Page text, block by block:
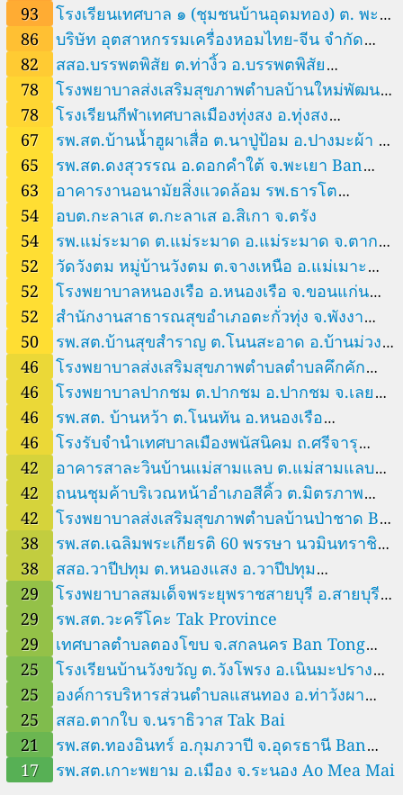
la Duk, Thailand
1 godziny
โรงพยาบาลปากชม ต.ปากชม อ.ปากชม จ.เลย, Pak Chom, Thailand
โรงพยาบาลสมเด็จพระยุพราชสายบุรี อ.สายบุรี จ.ปัตตานี, Sai Buri, Thailand
โรงพยาบาลส่งเสริมสุขภาพตำบลตำบลคึกคัก อ.ตะกั่วป่า จ.พังงา, Ban Khuk Kha
k, Thailand
โรงพยาบาลส่งเสริมสุขภาพตำบลบ้านป่าชาด, Ban Dan, Thailand
โรงพยาบาลส่งเสริมสุขภาพตำบลบ้านใหม่พัฒนา 66 ม.6 ต.วัดประดู่ อ.เมือง จ.สุรา
ษฎร์ธานี, Mueang Surat Thani, Thailand
โรงพยาบาลหนองเรือ อ.หนองเรือ จ.ขอนแก่น, Nong Ruea, Thailand
180
โรงพยาบาลแม่ตื่น ต.แม่ตื่น อ.อมก๋อย จ.เชียงใหม่, Mae Tuen, Thailand
โรงรับจำนำเทศบาลเมืองพนัสนิคม ถ.ศรีจารุสัมพันธ์ 3 ต.พนัสนิคม อ.พนัสนิคม จ.ช
ลบุรี, Phanat Nikhom, Thailand
โรงเรียนกีฬาเทศบาลเมืองทุ่งสง อ.ทุ่งสง จ.นครศรีธรรมราช, Thung Song, Thaila
nd
โรงเรียนบ้านวังขวัญ ต.วังโพรง อ.เนินมะปราง จ.พิษณุโลก, Ban Nong
Du, Thailand
โรงเรียนบ้านสบปืน ต.ห้วยโก๋น อ.เฉลิมพระเกียรติ จ.น่าน, Chaloem Ph
ra Kiat District, Thailand
โรงเรียนเทศบาล ๑ (ชุมชนบ้านอุดมทอง) ต. พะตง อ.หาดใหญ่ จ.สงขลา, Songkhl
a Province, Thailand
Nua
93
โรงเรียนเทศบาล ๑ (ชุมชนบ้านอุดมทอง) ต. พะตง
อ.หาดใหญ่ จ.สงขลา Songkhla Province
86
บริษัท อุตสาหกรรมเครื่องหอมไทย-จีน จำกัด
ต.ลาดบัวหลวง อ.ลาดบัวหลวง จ.พระนครศรีอยุธยา Lat
Bua Luang Subdistrict
82
สสอ.บรรพตพิสัย ต.ท่างิ้ว อ.บรรพตพิสัย
จ.นครสวรรค์ Banphot Phisai
78
โรงพยาบาลส่งเสริมสุขภาพตำบลบ้านใหม่พัฒนา
66 ม.6 ต.วัดประดู่ อ.เมือง จ.สุราษฎร์ธานี Mueang
Surat Thani
78
โรงเรียนกีฬาเทศบาลเมืองทุ่งสง อ.ทุ่งสง
จ.นครศรีธรรมราช Thung Song
67
รพ.สต.บ้านน้ำฮูผาเสื่อ ต.นาปู่ป้อม อ.ปางมะผ้า จ.
แม่ฮ่องสอน Pang Mapha
65
รพ.สต.ดงสุวรรณ อ.ดอกคำใต้ จ.พะเยา Ban
Dong
63
อาคารงานอนามัยสิ่งแวดล้อม รพ.ธารโต
อ.ธารโต จ.ยะลา Thanto
54
อบต.กะลาเส ต.กะลาเส อ.สิเกา จ.ตรัง
54
รพ.แม่ระมาด ต.แม่ระมาด อ.แม่ระมาด จ.ตาก
Ban Huai Nok Lae
52
วัดวังตม หมู่บ้านวังตม ต.จางเหนือ อ.แม่เมาะ
จ.ลำปาง Lampang Province
52
โรงพยาบาลหนองเรือ อ.หนองเรือ จ.ขอนแก่น
Nong Ruea
52
สำนักงานสาธารณสุขอำเภอตะกั่วทุ่ง จ.พังงา
Takua Thung
50
รพ.สต.บ้านสุขสำราญ ต.โนนสะอาด อ.บ้านม่วง
จ.สกลนคร Ban Kong Patana
46
โรงพยาบาลส่งเสริมสุขภาพตำบลตำบลคึกคัก
อ.ตะกั่วป่า จ.พังงา Ban Khuk Khak
46
โรงพยาบาลปากชม ต.ปากชม อ.ปากชม จ.เลย
Pak Chom
46
รพ.สต. บ้านหว้า ต.โนนทัน อ.หนองเรือ
จ.ขอนแก่น Ban Non Sa-nga
46
โรงรับจำนำเทศบาลเมืองพนัสนิคม ถ.ศรีจารุ
สัมพันธ์ 3 ต.พนัสนิคม อ.พนัสนิคม จ.ชลบุรี Phanat
Nikhom
42
อาคารสาละวินบ้านแม่สามแลบ ต.แม่สามแลบ
อ.สบเมย จ.แม่ฮ่องสอน Mae Sam Laep
42
ถนนชุมค้าบริเวณหน้าอำเภอสีคิ้ว ต.มิตรภาพ
อ.สีคิ้ว จ.นครราชสีมา Sikhio
42
โรงพยาบาลส่งเสริมสุขภาพตำบลบ้านป่าชาด Ban
Dan
38
รพ.สต.เฉลิมพระเกียรติ 60 พรรษา นวมินทราชินี
เฝ้าไร่ ต.เฝ้าไร่ อ.เฝ้าไร่ จ.หนองคาย Ban Sai Ngam
38
สสอ.วาปีปทุม ต.หนองแสง อ.วาปีปทุม
จ.มหาสารคาม Wapi Pathum
29
โรงพยาบาลสมเด็จพระยุพราชสายบุรี อ.สายบุรี
จ.ปัตตานี Sai Buri
29
รพ.สต.วะครึโคะ Tak Province
29
เทศบาลตำบลตองโขบ จ.สกลนคร Ban Tong
Khop
25
โรงเรียนบ้านวังขวัญ ต.วังโพรง อ.เนินมะปราง
จ.พิษณุโลก Ban Nong Du
25
องค์การบริหารส่วนตำบลแสนทอง อ.ท่าวังผา
จ.น่าน Tha Wang Pha
25
สสอ.ตากใบ จ.นราธิวาส Tak Bai
21
รพ.สต.ทองอินทร์ อ.กุมภวาปี จ.อุดรธานี Ban
Song Plueai
17 รพ.สต.เกาะพยาม อ.เมือง จ.ระนอง Ao Mea Mai